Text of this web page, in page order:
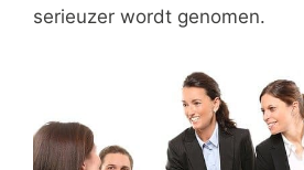
serieuzer wordt genomen.